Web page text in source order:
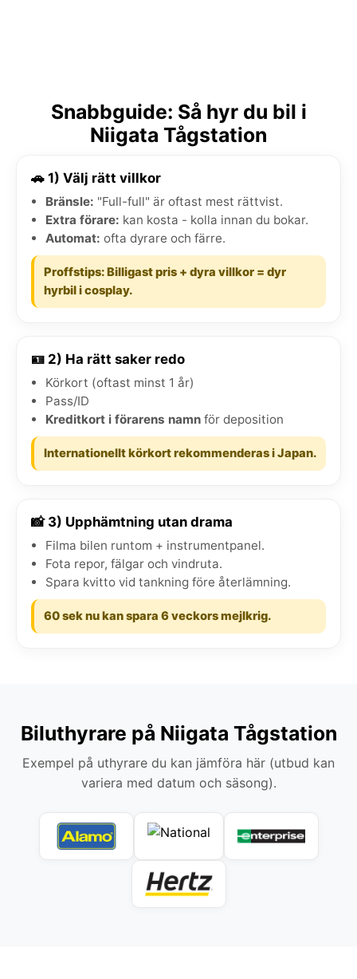
Snabbguide: Så hyr du bil i
Niigata Tågstation
🚗 1) Välj rätt villkor
Bränsle: "Full-full" är oftast mest rättvist.
Extra förare: kan kosta - kolla innan du bokar.
Automat: ofta dyrare och färre.
Proffstips: Billigast pris + dyra villkor = dyr
hyrbil i cosplay.
🪪 2) Ha rätt saker redo
Körkort (oftast minst 1 år)
Pass/ID
Kreditkort i förarens namn för deposition
Internationellt körkort rekommenderas i Japan.
📸 3) Upphämtning utan drama
Filma bilen runtom + instrumentpanel.
Fota repor, fälgar och vindruta.
Spara kvitto vid tankning före återlämning.
60 sek nu kan spara 6 veckors mejlkrig.
Biluthyrare på Niigata Tågstation
Exempel på uthyrare du kan jämföra här (utbud kan
variera med datum och säsong).